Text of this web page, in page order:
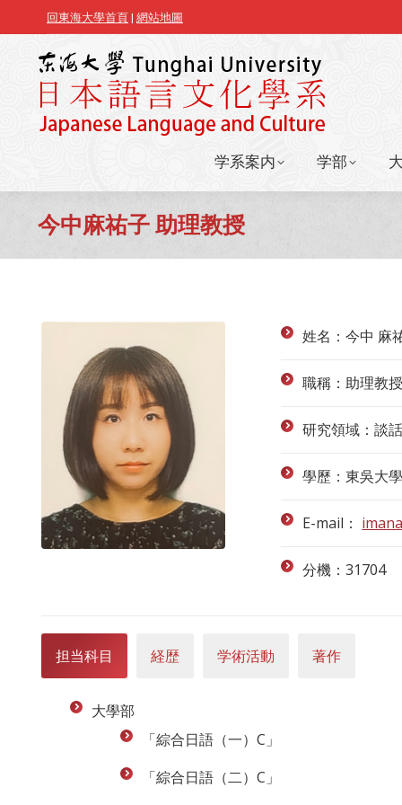
回東海大學首頁 | 網站地圖
学系案内 学部
今中麻祐子 助理教授
姓名：今中 麻
職稱：助理教授
研究領域：談
學歷：東吳大
E-mail：
分機：31704
担当科目 経歴 学術活動 著作
大學部
「綜合日語（一）C」
「綜合日語（二）C」
学系案内 学部